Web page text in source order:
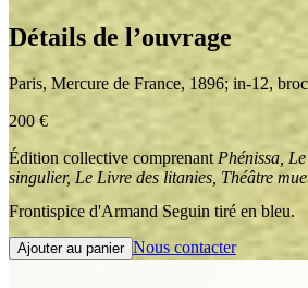
Détails de l’ouvrage
Paris, Mercure de France, 1896; in-12,
200 €
Édition collective comprenant Phénissa,
singulier, Le Livre des litanies, Théâtre
Frontispice d'Armand Seguin tiré en bleu.
Ajouter au panier Nous contacter